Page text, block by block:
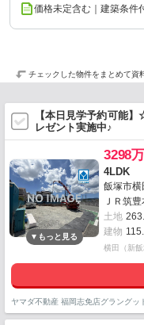
価格未定含む｜建築条件
チェックした物件をまとめて資
【本日見学予約可能
レゼント実施中♪
3298
4LDK
飯塚市横
ＪＲ筑
土地
建物
横田（新
ヤマダ不動産 福岡志免店グラングッ